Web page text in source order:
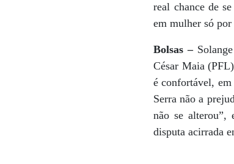
real chance de
em mulher só
Bolsas –
César Maia
é confortável, em
Serra não a
não se alterou”,
disputa acirrada